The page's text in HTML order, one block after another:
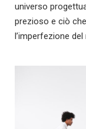
universo
prezioso e ciò
l’imperfezione